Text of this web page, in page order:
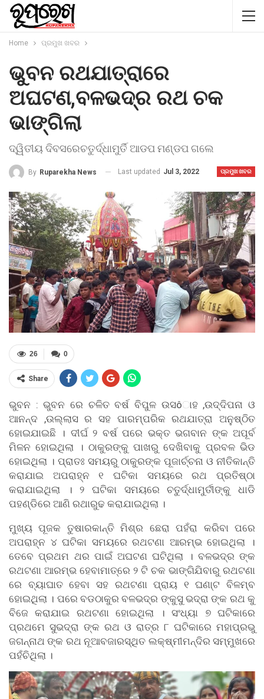
Home ପ୍ରମୁଖ ଖବର
ଭୁବନ ରଥଯାତ୍ରାରେ
ଅଘଟଣ,ବଳଭଦ୍ର ରଥ ଚକ
ଭାଙ୍ଗିଲା
ଦ୍ୱିତୀୟ ଦିବସରେଚତୁର୍ଦ୍ଧାମୁର୍ତି ଆଡପ ମଣ୍ଡପ ଗଲେ
ପ୍ରମୁଖ ଖବର
By Ruparekha News Last updated Jul 3, 2022
0
26
Share
ଭୁବନ : ଭୁବନ ରେ ଚଳିତ ବର୍ଷ ବିପୁଳ ଉସôାହ ,ଉଦ୍ଦିପନା ଓ
ଆନନ୍ଦ ,ଉଲ୍ଲାସ ର ସହ ପାରମ୍ପରିକ ରଥଯାତ୍ରା ଅନୁଷ୍ଠିତ
ହୋଇଯାଇଛି । ଦୀର୍ଘ ୨ ବର୍ଷ ପରେ ଭକ୍ତ ଭଗବାନ ଙ୍କ ଅପୂର୍ବ
ମିଳନ ହୋଇଥିଲା । ଠାକୁରଙ୍କୁ ପାଖରୁ ଦେଖିବାକୁ ପ୍ରବଳ ଭିଡ
ହୋଇଥିଲା । ପ୍ରାତଃ ସମୟରୁ ଠାକୁରଙ୍କ ପୂଜାର୍ଚ୍ଚନା ଓ ନୀତିକାନ୍ତି
କରାଯାଇ ଅପରାହ୍ନ ୧ ଘଟିକା ସମୟରେ ରଥ ପ୍ରତିଷ୍ଠା
କରାଯାଇଥିଲା । ୨ ଘଟିକା ସମୟରେ ଚତୁର୍ଦ୍ଧାମୁର୍ତୀଙ୍କୁ ଧାଡି
ପହଣ୍ଡିରେ ଆଣି ରଥାରୁଢ କରାଯାଇଥିଲା ।
ମୁଖ୍ୟ ପୂଜକ ତୁଷାରକାନ୍ତି ମିଶ୍ର ଛେରା ପହଁରା କରିବା ପରେ
ଅପରାହ୍ନ ୪ ଘଟିକା ସମୟରେ ରଥଟଣା ଆରମ୍ଭ ହୋଇଥିଲା ।
ତେବେ ପ୍ରଥମ ଥର ପାଇଁ ଅଘଟଣ ଘଟିଥିଲା । ବଳଭଦ୍ର ଙ୍କ
ରଥଟଣା ଆରମ୍ଭ ହେବାମାତ୍ରେ ୨ ଟି ଚକ ଭାଙ୍ଗିଯିବାରୁ ରଥଟଣା
ରେ ବ୍ୟାଘାତ ହେବା ସହ ରଥଟଣା ପ୍ରାୟ ୧ ଘଣା୍ଟ ବିଳମ୍ବ
ହୋଇଥିଲା । ପରେ ବଡଠାକୁର ବଳଭଦ୍ର ଙ୍କୁସୁ ଭଦ୍ରା ଙ୍କ ରଥ କୁ
ବିଜେ କରାଯାଇ ରଥଟଣା ହୋଇଥିଲା । ସଂଧ୍ୟା ୭ ଘଟିକାରେ
ପ୍ରଥମେ ସୁଭଦ୍ରା ଙ୍କ ରଥ ଓ ରାତ୍ର ୮ ଘଟିକାରେ ମହାପ୍ରଭୁ
ଜଗନ୍ନାଥ ଙ୍କ ରଥ ନୂଆବଜାରସ୍ଥିତ ଲକ୍ଷ୍ମୀମନ୍ଦିର ସମ୍ମୁଖରେ
ପହଁଚିଥିଲା ।